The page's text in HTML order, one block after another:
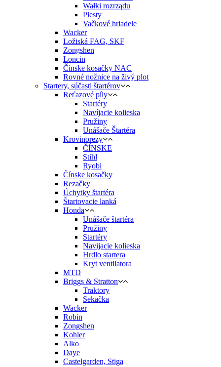
Wałki rozrządu
Piesty
Vačkové hriadele
Wacker
Ložiská FAG, SKF
Zongshen
Loncin
Čínske kosačky NAC
Rovné nožnice na živý plot
Startery, súčasti štartérov
Reťazové píly
Startéry
Navíjacie kolieska
Pružiny
Unášače Štartéra
Krovinorezy
ČÍNSKE
Stihl
Ryobi
Čínske kosačky
Rezačky
Úchytky štartéra
Štartovacie lanká
Honda
Unášače štartéra
Pružiny
Startéry
Navijacie kolieska
Hrdlo startera
Kryt ventilatora
MTD
Briggs & Stratton
Traktory
Sekačka
Wacker
Robin
Zongshen
Kohler
Alko
Daye
Castelgarden, Stiga